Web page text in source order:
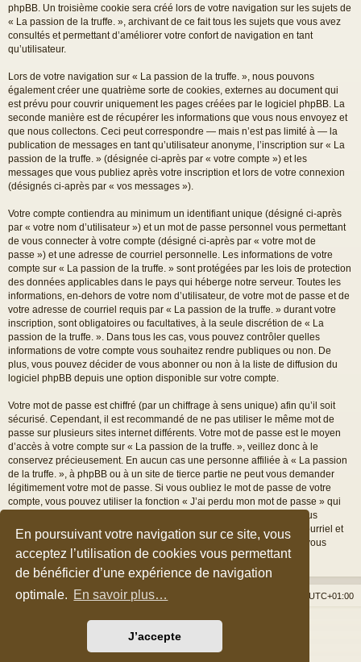
En poursuivant votre navigation sur ce site, vous
acceptez l’utilisation de cookies vous permettant
de bénéficier d’une expérience de navigation
optimale. En savoir plus…
J’accepte
phpBB. Un troisième cookie sera créé lors de votre navigation sur les sujets de
« La passion de la truffe. », archivant de ce fait tous les sujets que vous avez
consultés et permettant d’améliorer votre confort de navigation en tant
qu’utilisateur.
Lors de votre navigation sur « La passion de la truffe. », nous pouvons
également créer une quatrième sorte de cookies, externes au document qui
est prévu pour couvrir uniquement les pages créées par le logiciel phpBB. La
seconde manière est de récupérer les informations que vous nous envoyez et
que nous collectons. Ceci peut correspondre — mais n’est pas limité à — la
publication de messages en tant qu’utilisateur anonyme, l’inscription sur « La
passion de la truffe. » (désignée ci-après par « votre compte ») et les
messages que vous publiez après votre inscription et lors de votre connexion
(désignés ci-après par « vos messages »).
Votre compte contiendra au minimum un identifiant unique (désigné ci-après
par « votre nom d’utilisateur ») et un mot de passe personnel vous permettant
de vous connecter à votre compte (désigné ci-après par « votre mot de
passe ») et une adresse de courriel personnelle. Les informations de votre
compte sur « La passion de la truffe. » sont protégées par les lois de protection
des données applicables dans le pays qui héberge notre serveur. Toutes les
informations, en-dehors de votre nom d’utilisateur, de votre mot de passe et de
votre adresse de courriel requis par « La passion de la truffe. » durant votre
inscription, sont obligatoires ou facultatives, à la seule discrétion de « La
passion de la truffe. ». Dans tous les cas, vous pouvez contrôler quelles
informations de votre compte vous souhaitez rendre publiques ou non. De
plus, vous pouvez décider de vous abonner ou non à la liste de diffusion du
logiciel phpBB depuis une option disponible sur votre compte.
Votre mot de passe est chiffré (par un chiffrage à sens unique) afin qu’il soit
sécurisé. Cependant, il est recommandé de ne pas utiliser le même mot de
passe sur plusieurs sites internet différents. Votre mot de passe est le moyen
d’accès à votre compte sur « La passion de la truffe. », veillez donc à le
conservez précieusement. En aucun cas une personne affiliée à « La passion
de la truffe. », à phpBB ou à un site de tierce partie ne peut vous demander
légitimement votre mot de passe. Si vous oubliez le mot de passe de votre
compte, vous pouvez utiliser la fonction « J’ai perdu mon mot de passe » qui
est proposée par défaut sur le logiciel phpBB. Cette fonctionnalité vous
demandera de spécifier votre nom d’utilisateur et votre adresse de courriel et
le logiciel phpBB générera alors un nouveau mot de passe afin que vous
puissiez reprendre le contrôle de votre compte.
Accueil du forum UTC+01:00
Nous contacter
Développé parphpBB® Forum Software © phpBB Limited
Style parArty
©